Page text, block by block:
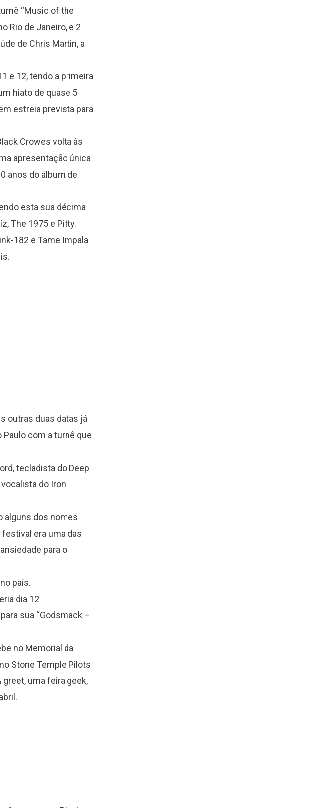
“Music of the
Rio de Janeiro, e 2
de Chris Martin, a
e 12, tendo a primeira
hiato de quase 5
estreia prevista para
Crowes volta às
apresentação única
anos do álbum de
esta sua décima
The 1975 e Pitty.
182 e Tame Impala
outras duas datas já
Paulo com a turnê que
tecladista do Deep
do Iron
alguns dos nomes
era uma das
para o
país.
dia 12
sua “Godsmack –
no Memorial da
Stone Temple Pilots
uma feira geek,